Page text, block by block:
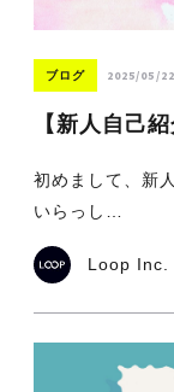
ブログ 2025/05/22
【新人自己
初めまして、新
いらっし…
Loop Inc.